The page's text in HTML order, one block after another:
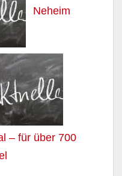
Neheim
– für über 700